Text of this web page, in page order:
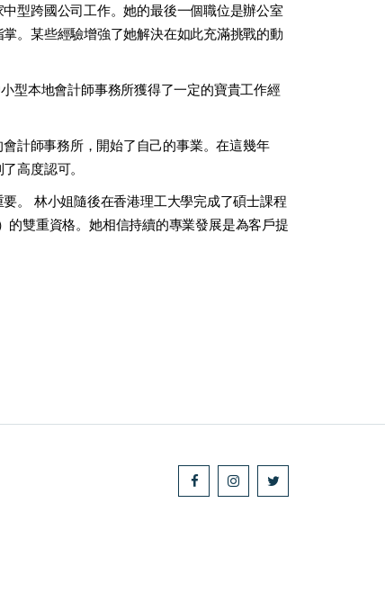
型跨國公司工作。她的最後一個職位是辦公室
。某些經驗增強了她解決在如此充滿挑戰的動
型本地會計師事務所獲得了一定的寶貴工作經
計師事務所，開始了自己的事業。在這幾年
高度認可。
。 林小姐隨後在香港理工大學完成了碩士課程
的雙重資格。她相信持續的專業發展是為客戶提